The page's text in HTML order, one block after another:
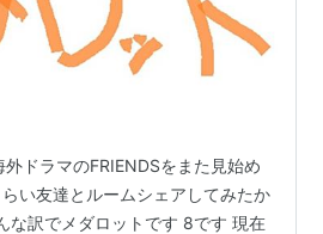
ドラマのFRIENDSをまた見始め
い友達とルームシェアしてみたか
な訳でメダロットです 8です 現在